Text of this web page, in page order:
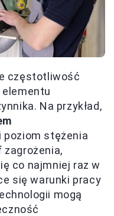
częstotliwość
Na przykład,
poziom stężenia
co najmniej raz w
się warunki pracy
mogą